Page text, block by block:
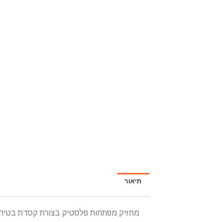
תיאור
מחזיק מפתחות פלסטיק בצורת קסדת